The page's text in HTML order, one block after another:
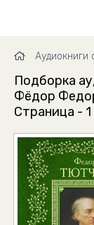
Аудиокниги
Подборка
Фёдор
Страница - 1